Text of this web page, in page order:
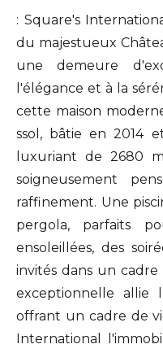
: Square's
du majestueux
une demeure
l'élégance et à la
cette maison
ssol, bâtie en 2014
luxuriant de 2680
soigneusement
raffinement. Une
pergola, parfaits
ensoleillées, des
invités dans un
exceptionnelle allie
offrant un cadre de
International